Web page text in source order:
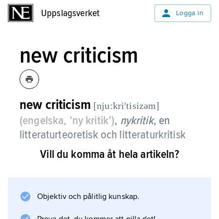
Uppslagsverket Logga in
new criticism
new criticism [nju:kriʹtisizəm]
(engelska, ’ny kritik’), nykritik, en
litteraturteoretisk och litteraturkritisk
riktning som utvecklades i
1950-talen bryta igenom i akademiska
sammanhang.
Vill du komma åt hela artikeln?
Objektiv och pålitlig kunskap.